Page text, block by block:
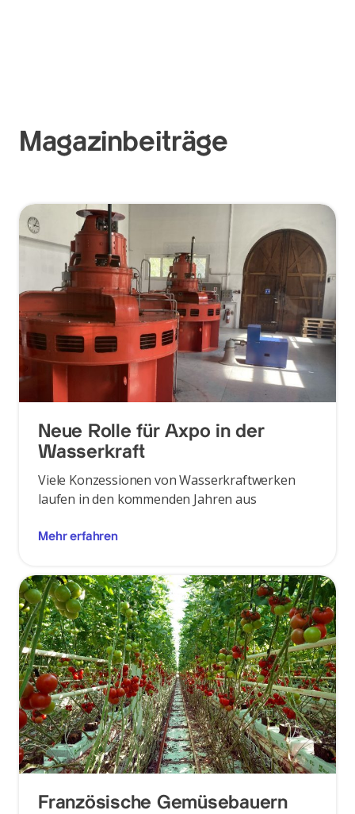
Magazinbeiträge
Neue Rolle für Axpo in der
Wasserkraft
Viele Konzessionen von Wasserkraftwerken
laufen in den kommenden Jahren aus
Mehr erfahren
Französische Gemüsebauern